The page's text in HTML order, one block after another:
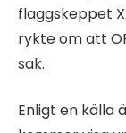
flaggskeppet
rykte om att
sak.
Enligt en källa